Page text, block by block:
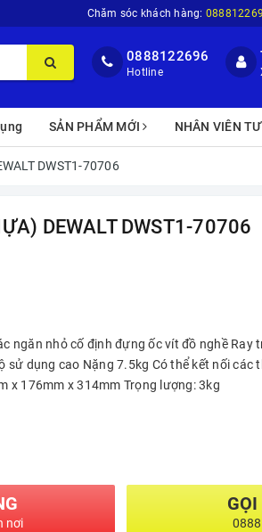
Chăm sóc khách hàng:
0888122696
Hotline
SẢN PHẨM MỚI NHÂN VIÊN
DWST1-70706
DEWALT DWST1-70706
ngăn nhỏ cố định đựng ốc vít đồ nghề Ray
sử dụng cao Nặng 7.5kg Có thể kết nối các
x 176mm x 314mm Trọng lượng: 3kg
nơi